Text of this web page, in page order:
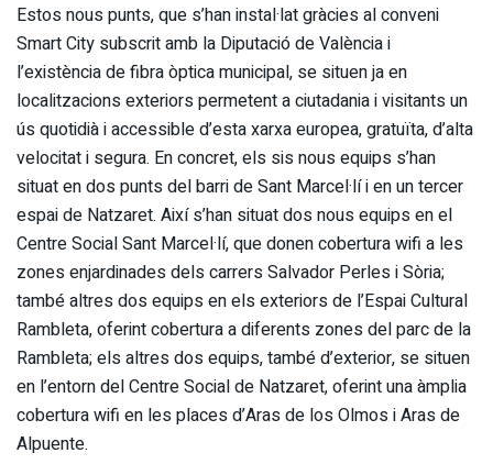
Estos nous punts, que s’han instal·lat gràcies al conveni
Smart City subscrit amb la Diputació de València i
l’existència de fibra òptica municipal, se situen ja en
localitzacions exteriors permetent a ciutadania i visitants un
ús quotidià i accessible d’esta xarxa europea, gratuïta, d’alta
velocitat i segura. En concret, els sis nous equips s’han
situat en dos punts del barri de Sant Marcel·lí i en un tercer
espai de Natzaret. Així s’han situat dos nous equips en el
Centre Social Sant Marcel·lí, que donen cobertura wifi a les
zones enjardinades dels carrers Salvador Perles i Sòria;
també altres dos equips en els exteriors de l’Espai Cultural
Rambleta, oferint cobertura a diferents zones del parc de la
Rambleta; els altres dos equips, també d’exterior, se situen
en l’entorn del Centre Social de Natzaret, oferint una àmplia
cobertura wifi en les places d’Aras de los Olmos i Aras de
Alpuente.